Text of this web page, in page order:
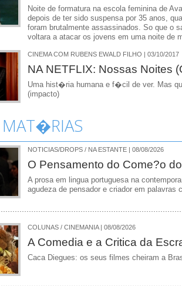
Noite de formatura na escola feminina de
depois de ter sido suspensa por 35 anos,
foram brutalmente assassinados. So que o
voltara a atacar os jovens em uma noite de
CINEMA COM RUBENS EWALD FILHO | 03/10/2017
NA NETFLIX: Nossas Noites
Uma hist�ria humana e f�cil de ver. Mas
(impacto)
NOTICIAS/DROPS / NA ESTANTE | 08/08/2026
O Pensamento do Come?o
A prosa em lingua portuguesa na
agudeza de pensador e criador em palavras
COLUNAS / CINEMANIA | 08/08/2026
A Comedia e a Critica da
Caca Diegues: os seus filmes cheiram a